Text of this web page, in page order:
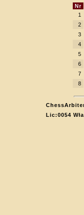
Nr
1
2
3
4
5
6
7
8
Lic:0054